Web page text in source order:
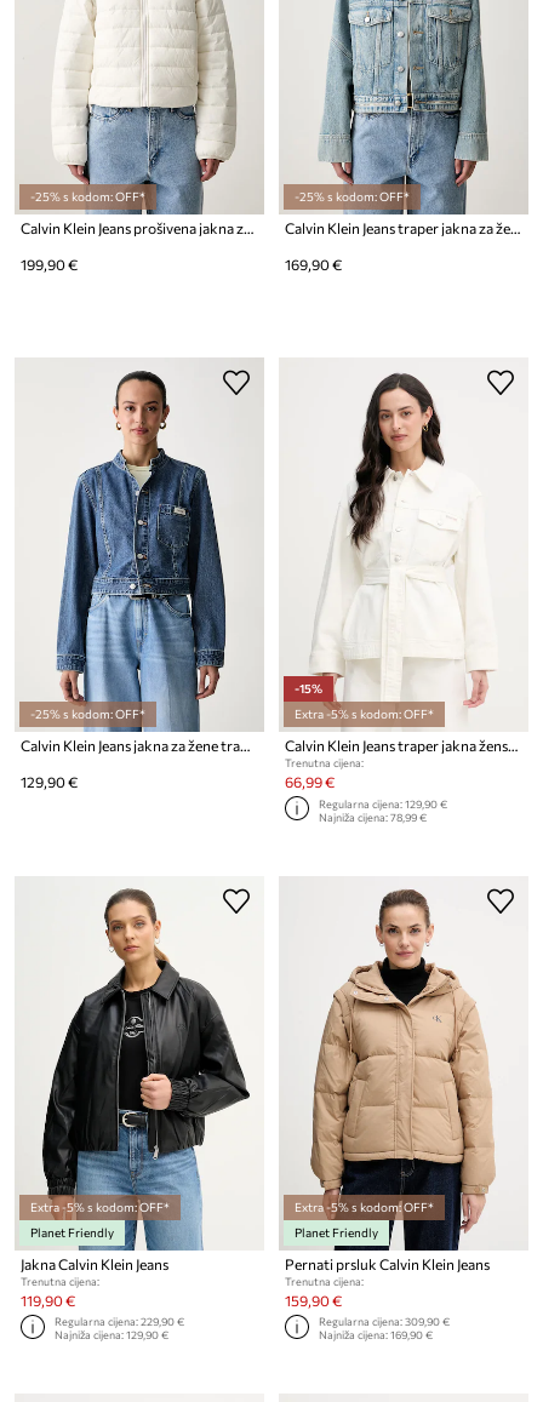
-25% s kodom: OFF*
Calvin Klein Jeans prošivena jakna za žene
199,90 €
-25% s kodom: OFF*
Calvin Klein Jeans traper jakna za žene
169,90 €
-25% s kodom: OFF*
Calvin Klein Jeans jakna za žene traper
129,90 €
-15%
Extra -5% s kodom: OFF*
Calvin Klein Jeans traper jakna ženska od pamuka
Trenutna cijena:
66,99 €
Regularna cijena:129,90 €
Najniža cijena:78,99 €
Extra -5% s kodom: OFF*
Planet Friendly
Jakna Calvin Klein Jeans
Trenutna cijena:
119,90 €
Regularna cijena:229,90 €
Najniža cijena:129,90 €
Extra -5% s kodom: OFF*
Planet Friendly
Pernati prsluk Calvin Klein Jeans
Trenutna cijena:
159,90 €
Regularna cijena:309,90 €
Najniža cijena:169,90 €